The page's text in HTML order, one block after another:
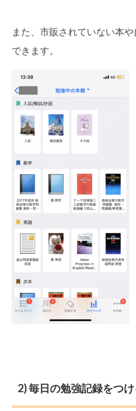
また、市販されていない本
できます。
2) 毎日の勉強記録をつ